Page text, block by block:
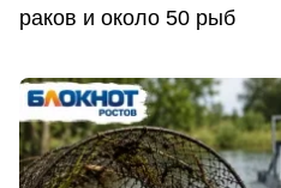
раков и около 50 рыб